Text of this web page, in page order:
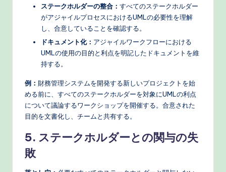
ステークホルダーの整合： すべてのステークホルダー
がアジャイルプロセスにおけるUMLの必要性を理解
し、合意していることを確認する。
ドキュメント化： アジャイルワークフローにおける
UMLの使用の目的と利点を明記したドキュメントを維
持する。
例： 財務管理システムを開発する新しいプロジェクトを始
める前に、すべてのステークホルダーを対象にUMLの利点
について議論するワークショップを開催する。合意された
目的を文書化し、チームと共有する。
5. ステークホルダーとの関与の失
敗